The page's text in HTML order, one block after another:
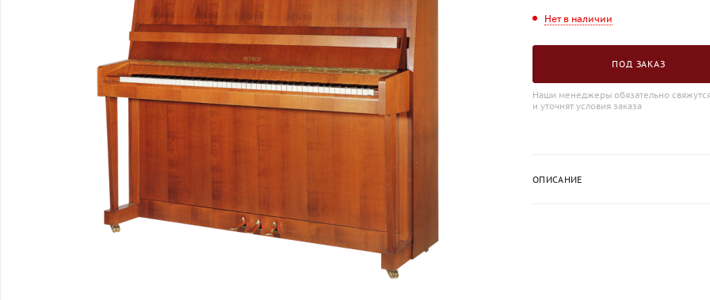
Нет в наличии
ПОД ЗАКАЗ
Наши менеджеры обязательно
и уточнят условия заказа
ОПИСАНИЕ